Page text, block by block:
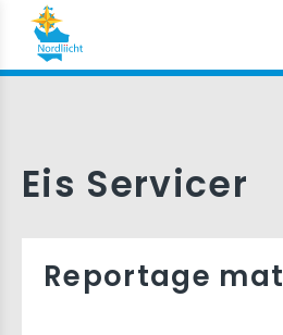
Eis Servicer
Reportage